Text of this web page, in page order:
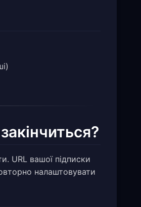
URL вашої підписки
налаштовувати